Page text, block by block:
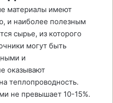
материалы имеют
и наиболее полезным
сырье, из которого
могут быть
и
оказывают
теплопроводность.
не превышает 10-15%.